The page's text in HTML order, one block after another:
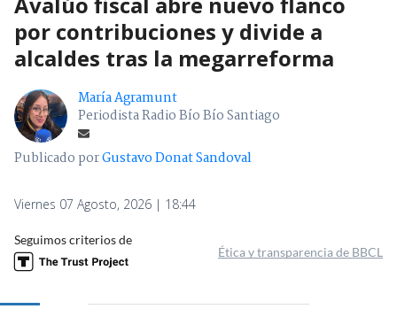
por contribuciones y divide a
alcaldes tras la megarreforma
María Agramunt
Periodista Radio Bío Bío Santiago
Publicado porGustavo Donat Sandoval
Viernes 07 Agosto, 2026 | 18:44
Seguimos criterios de
Ética y transparencia de BBCL